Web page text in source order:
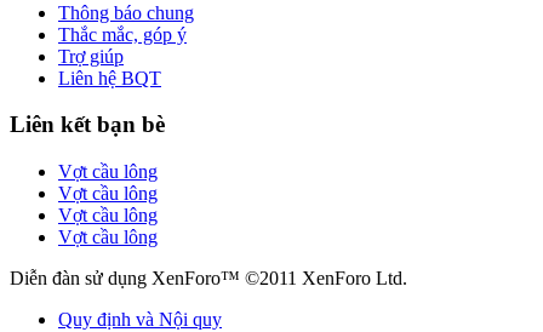
Thông báo chung
Thắc mắc, góp ý
Trợ giúp
Liên hệ BQT
Liên kết bạn bè
Vợt cầu lông
Vợt cầu lông
Vợt cầu lông
Vợt cầu lông
Diễn đàn sử dụng XenForo™ ©2011 XenForo Ltd.
Quy định và Nội quy